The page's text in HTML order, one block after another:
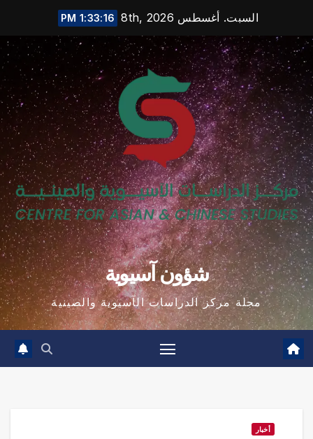
content
السبت. أغسطس 8th, 2026 1:33:17 PM
شؤون آسيوية
مجلة مركز الدراسات الآسيوية والصينية
أخبار